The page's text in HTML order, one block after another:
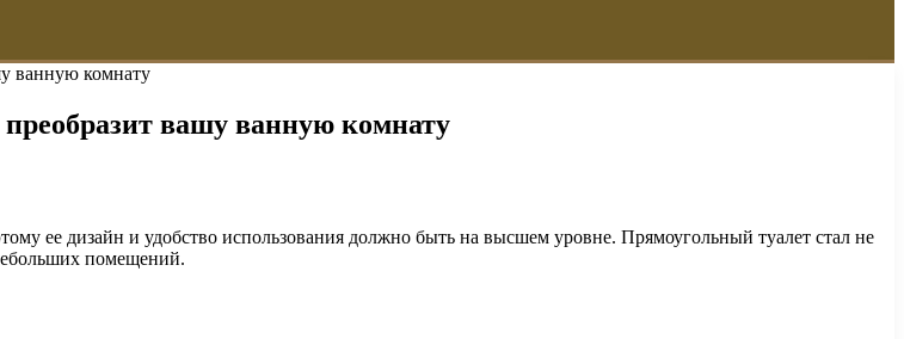
ванную комнату
вашу ванную комнату
ее дизайн и удобство использования должно быть на высшем уровне. Прямоугольный туалет стал не
помещений.